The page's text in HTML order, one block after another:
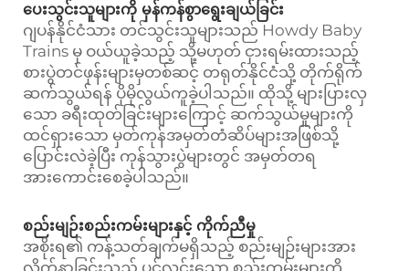
ပေးသွင်းသူများကို မှန်ကန်စွာရွေးချယ်ခြင်း
ဂျပန်နိုင်ငံသား တင်သွင်းသူများသည် Howdy Baby
Trains မှ ဝယ်ယူခဲ့သည့် သို့မဟုတ် ငှားရမ်းထားသည့်
စားပွဲတင်ဖုန်းများမှတစ်ဆင့် တရုတ်နိုင်ငံသို့ တိုက်ရိုက်
ဆက်သွယ်ရန် ပိုမိုလွယ်ကူခဲ့ပါသည်။ ထိုသို့ များပြားလှ
သော ခရီးထုတ်ခြင်းများကြောင့် ဆက်သွယ်မှုများကို
ထင်ရှားသော မှတ်ကုန်အမှတ်တံဆိပ်များအဖြစ်သို့
ပြောင်းလဲခဲ့ပြီး ကုန်သွားပွဲများတွင် အမှတ်တရ
အားကောင်းစေခဲ့ပါသည်။
စည်းမျဉ်းစည်းကမ်းများနှင့် ကိုက်ညီမှု
အစိုးရ၏ ကန့်သတ်ချက်မရှိသည့် စည်းမျဉ်းများအား
လိုက်နာခြင်းသည် ပွင့်လင်းသော စည်းကမ်းများကို